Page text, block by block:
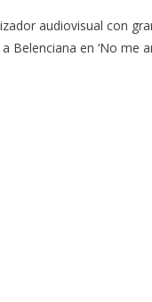
audiovisual con
en ‘No me